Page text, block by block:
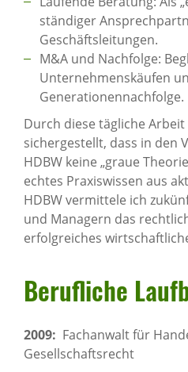
ständiger
Geschäftsleitungen.
M&A und Nachfolge:
Unternehmenskäufen
Generationennachfolge.
Durch diese tägliche
sichergestellt, dass in den
HDBW keine „graue
echtes Praxiswissen aus
HDBW vermittele ich
und Managern das
erfolgreiches
Beruf­liche
2009: Fachanwalt für
Gesellschaftsrecht